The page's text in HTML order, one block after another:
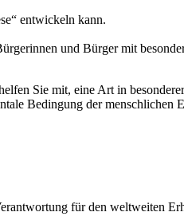
entwickeln kann.
und Bürger mit
Sie mit, eine Art in
Bedingung der menschlichen
für den weltweiten